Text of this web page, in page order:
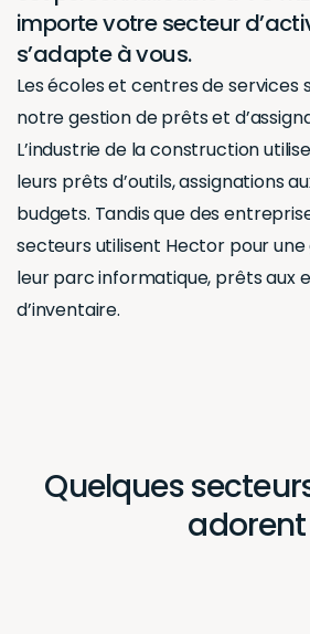
importe votre secteur
s’adapte à vous.
Les écoles et centres de services
notre gestion de prêts et
L’industrie de la construction
leurs prêts d’outils, assignations
budgets. Tandis que des
secteurs utilisent Hector pour
leur parc informatique, prêts aux
d’inventaire.
Quelques
adorent